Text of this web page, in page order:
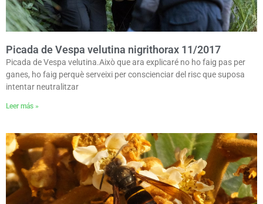
Picada de Vespa velutina nigrithorax 11/2017
Picada de Vespa velutina.Això que ara explicaré no ho faig pas per
ganes, ho faig perquè serveixi per conscienciar del risc que suposa
intentar neutralitzar
Leer más »